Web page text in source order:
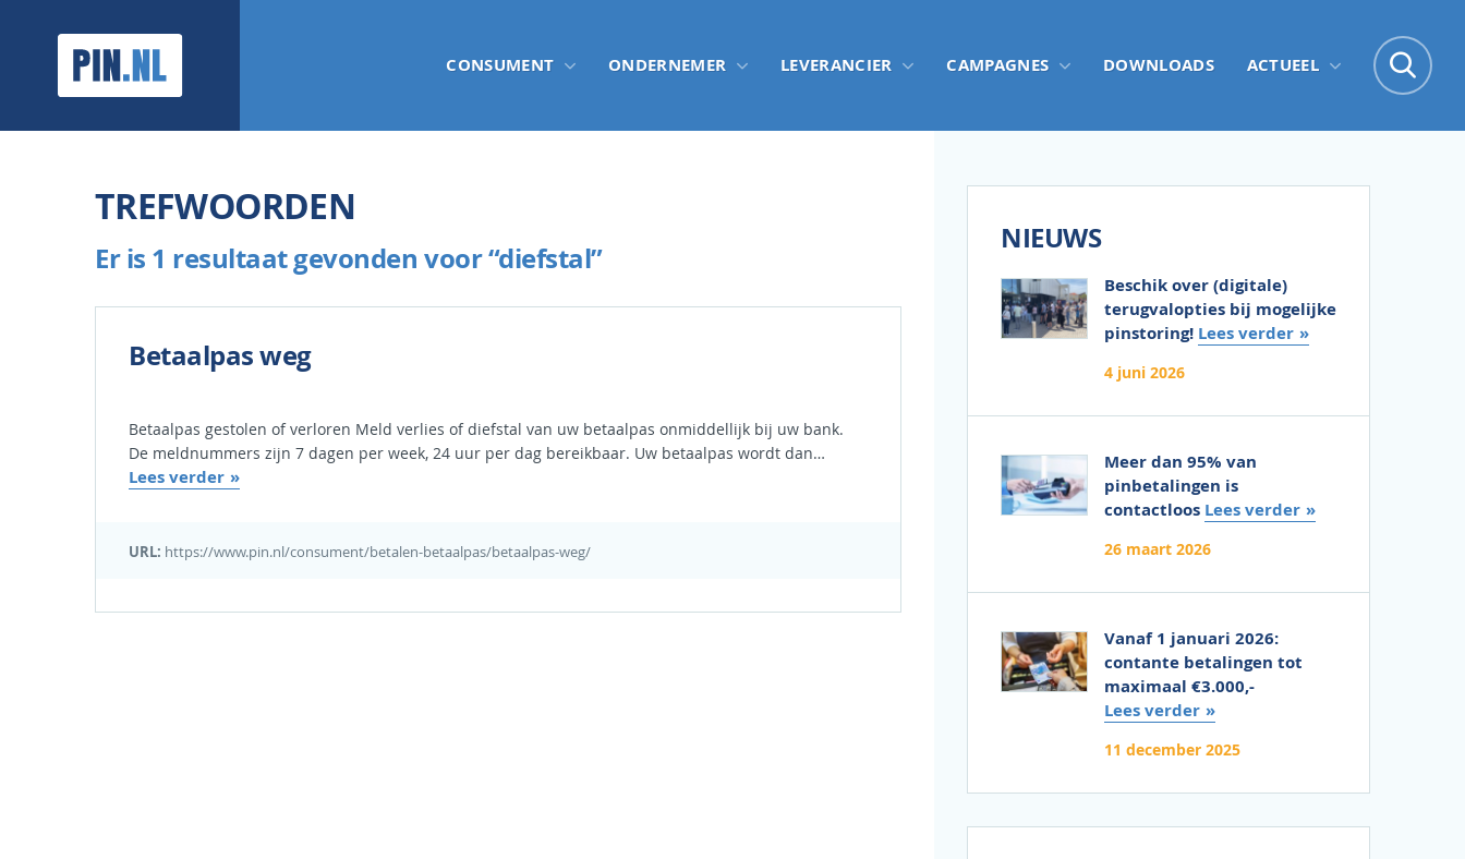
CONSUMENT ONDERNEMER LEVERANCIER CAMPAGNES DOWNLOADS ACTUEEL
TREFWOORDEN
Er is 1 resultaat gevonden voor “diefstal”
Betaalpas weg
Betaalpas gestolen of verloren Meld verlies of diefstal van uw betaalpas onmiddellijk bij uw bank.
De meldnummers zijn 7 dagen per week, 24 uur per dag bereikbaar. Uw betaalpas wordt dan…
Lees verder
URL: https://www.pin.nl/consument/betalen-betaalpas/betaalpas-weg/
NIEUWS
Beschik over (digitale)
terugvalopties bij mogelijke
pinstoring! Lees verder
4 juni 2026
Meer dan 95% van
pinbetalingen is
contactloos Lees verder
26 maart 2026
Vanaf 1 januari 2026:
contante betalingen tot
maximaal €3.000,-
Lees verder
11 december 2025